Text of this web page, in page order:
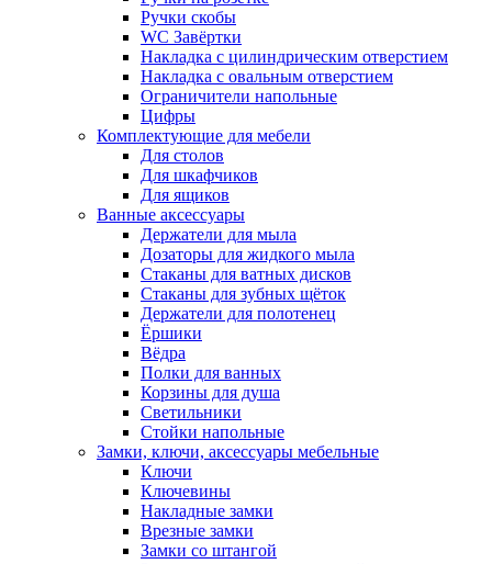
Ручки скобы
WC Завёртки
Накладка с цилиндрическим отверстием
Накладка с овальным отверстием
Ограничители напольные
Цифры
Комплектующие для мебели
Для столов
Для шкафчиков
Для ящиков
Ванные аксессуары
Держатели для мыла
Дозаторы для жидкого мыла
Стаканы для ватных дисков
Стаканы для зубных щёток
Держатели для полотенец
Ёршики
Вёдра
Полки для ванных
Корзины для душа
Светильники
Стойки напольные
Замки, ключи, аксессуары мебельные
Ключи
Ключевины
Накладные замки
Врезные замки
Замки со штангой